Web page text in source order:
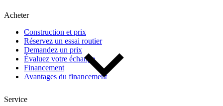
Acheter
Construction et prix
Réservez un essai routier
Demandez un prix
Évaluez votre échange
Financement
Avantages du financement
Service